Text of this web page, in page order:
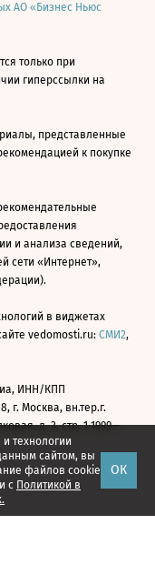
технологии
сайтом, вы
файлов cookie
с Политикой в
ОК
АО «Бизнес Ньюс
только при
гиперссылки на
представленные
к покупке
и анализа сведений,
сети «Интернет»,
в виджетах
vedomosti.ru: СМИ2,
ИНН/КПП
г. Москва, вн.тер.г.
д. 3, стр. 1 1999—